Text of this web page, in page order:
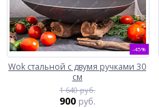
-45%
Wok стальной с двумя ручками 30
см
1 640 руб.
900 руб.